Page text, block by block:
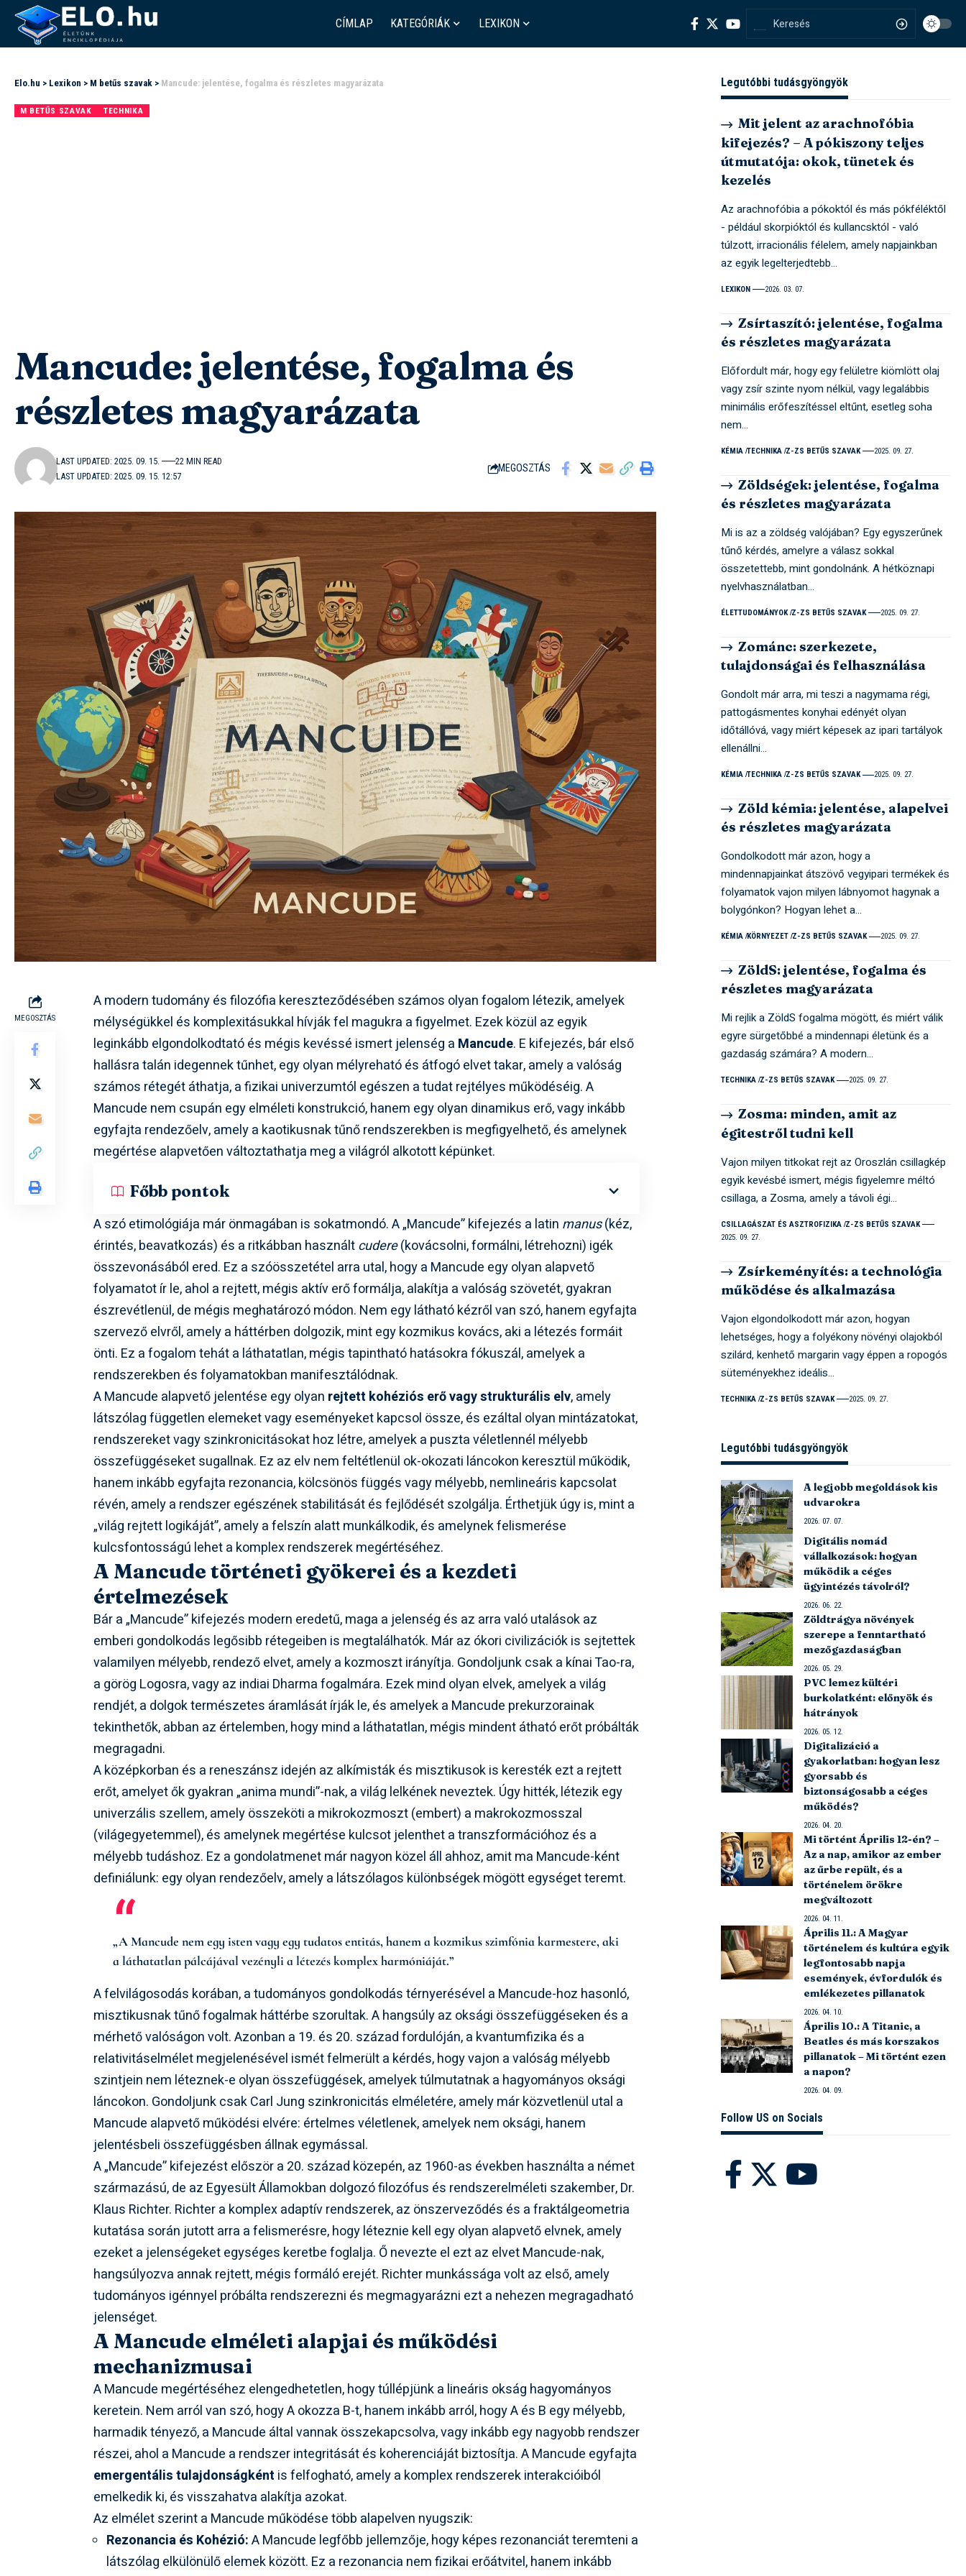
CÍMLAP KATEGÓRIÁK LEXIKON
Elo.hu > Lexikon > M betűs szavak > Mancude: jelentése, fogalma és részletes magyarázata
M BETŰS SZAVAK TECHNIKA
Mancude: jelentése, fogalma és
részletes magyarázata
LAST UPDATED: 2025. 09. 15. 12:57
LAST UPDATED: 2025. 09. 15. 22 MIN READ
MEGOSZTÁS
MEGOSZTÁS
A modern tudomány és filozófia kereszteződésében számos olyan fogalom létezik, amelyek
mélységükkel és komplexitásukkal hívják fel magukra a figyelmet. Ezek közül az egyik
leginkább elgondolkodtató és mégis kevéssé ismert jelenség a Mancude. E kifejezés, bár első
hallásra talán idegennek tűnhet, egy olyan mélyreható és átfogó elvet takar, amely a valóság
számos rétegét áthatja, a fizikai univerzumtól egészen a tudat rejtélyes működéséig. A
Mancude nem csupán egy elméleti konstrukció, hanem egy olyan dinamikus erő, vagy inkább
egyfajta rendezőelv, amely a kaotikusnak tűnő rendszerekben is megfigyelhető, és amelynek
megértése alapvetően változtathatja meg a világról alkotott képünket.
Főbb pontok
A szó etimológiája már önmagában is sokatmondó. A „Mancude” kifejezés a latin manus(kéz,
érintés, beavatkozás) és a ritkábban használtcudere(kovácsolni, formálni, létrehozni) igék
összevonásából ered. Ez a szóösszetétel arra utal, hogy a Mancude egy olyan alapvető
folyamatot ír le, ahol a rejtett, mégis aktív erő formálja, alakítja a valóság szövetét, gyakran
észrevétlenül, de mégis meghatározó módon. Nem egy látható kézről van szó, hanem egyfajta
szervező elvről, amely a háttérben dolgozik, mint egy kozmikus kovács, aki a létezés formáit
önti. Ez a fogalom tehát a láthatatlan, mégis tapintható hatásokra fókuszál, amelyek a
rendszerekben és folyamatokban manifesztálódnak.
A Mancude alapvető jelentése egy olyan rejtett kohéziós erő vagy strukturális elv, amely
látszólag független elemeket vagy eseményeket kapcsol össze, és ezáltal olyan mintázatokat,
rendszereket vagy szinkronicitásokat hoz létre, amelyek a puszta véletlennél mélyebb
összefüggéseket sugallnak. Ez az elv nem feltétlenül ok-okozati láncokon keresztül működik,
hanem inkább egyfajta rezonancia, kölcsönös függés vagy mélyebb, nemlineáris kapcsolat
révén, amely a rendszer egészének stabilitását és fejlődését szolgálja. Érthetjük úgy is, mint a
„világ rejtett logikáját”, amely a felszín alatt munkálkodik, és amelynek felismerése
kulcsfontosságú lehet a komplex rendszerek megértéséhez.
A Mancude történeti gyökerei és a kezdeti
értelmezések
Bár a „Mancude” kifejezés modern eredetű, maga a jelenség és az arra való utalások az
emberi gondolkodás legősibb rétegeiben is megtalálhatók. Már az ókori civilizációk is sejtettek
valamilyen mélyebb, rendező elvet, amely a kozmoszt irányítja. Gondoljunk csak a kínai Tao-ra,
a görög Logosra, vagy az indiai Dharma fogalmára. Ezek mind olyan elvek, amelyek a világ
rendjét, a dolgok természetes áramlását írják le, és amelyek a Mancude prekurzorainak
tekinthetők, abban az értelemben, hogy mind a láthatatlan, mégis mindent átható erőt próbálták
megragadni.
A középkorban és a reneszánsz idején az alkímisták és misztikusok is keresték ezt a rejtett
erőt, amelyet ők gyakran „anima mundi”-nak, a világ lelkének neveztek. Úgy hitték, létezik egy
univerzális szellem, amely összeköti a mikrokozmoszt (embert) a makrokozmosszal
(világegyetemmel), és amelynek megértése kulcsot jelenthet a transzformációhoz és a
mélyebb tudáshoz. Ez a gondolatmenet már nagyon közel áll ahhoz, amit ma Mancude-ként
definiálunk: egy olyan rendezőelv, amely a látszólagos különbségek mögött egységet teremt.
„A Mancude nem egy isten vagy egy tudatos entitás, hanem a kozmikus szimfónia karmestere, aki
a láthatatlan pálcájával vezényli a létezés komplex harmóniáját.”
A felvilágosodás korában, a tudományos gondolkodás térnyerésével a Mancude-hoz hasonló,
misztikusnak tűnő fogalmak háttérbe szorultak. A hangsúly az oksági összefüggéseken és a
mérhető valóságon volt. Azonban a 19. és 20. század fordulóján, a kvantumfizika és a
relativitáselmélet megjelenésével ismét felmerült a kérdés, hogy vajon a valóság mélyebb
szintjein nem léteznek-e olyan összefüggések, amelyek túlmutatnak a hagyományos oksági
láncokon. Gondoljunk csak Carl Jung szinkronicitás elméletére, amely már közvetlenül utal a
Mancude alapvető működési elvére: értelmes véletlenek, amelyek nem oksági, hanem
jelentésbeli összefüggésben állnak egymással.
A „Mancude” kifejezést először a 20. század közepén, az 1960-as években használta a német
származású, de az Egyesült Államokban dolgozó filozófus és rendszerelméleti szakember, Dr.
Klaus Richter. Richter a komplex adaptív rendszerek, az önszerveződés és a fraktálgeometria
kutatása során jutott arra a felismerésre, hogy léteznie kell egy olyan alapvető elvnek, amely
ezeket a jelenségeket egységes keretbe foglalja. Ő nevezte el ezt az elvet Mancude-nak,
hangsúlyozva annak rejtett, mégis formáló erejét. Richter munkássága volt az első, amely
tudományos igénnyel próbálta rendszerezni és megmagyarázni ezt a nehezen megragadható
jelenséget.
A Mancude elméleti alapjai és működési
mechanizmusai
A Mancude megértéséhez elengedhetetlen, hogy túllépjünk a lineáris okság hagyományos
keretein. Nem arról van szó, hogy A okozza B-t, hanem inkább arról, hogy A és B egy mélyebb,
harmadik tényező, a Mancude által vannak összekapcsolva, vagy inkább egy nagyobb rendszer
részei, ahol a Mancude a rendszer integritását és koherenciáját biztosítja. A Mancude egyfajta
emergentális tulajdonságként is felfogható, amely a komplex rendszerek interakcióiból
emelkedik ki, és visszahatva alakítja azokat.
Az elmélet szerint a Mancude működése több alapelven nyugszik:
Rezonancia és Kohézió:A Mancude legfőbb jellemzője, hogy képes rezonanciát teremteni a
látszólag elkülönülő elemek között. Ez a rezonancia nem fizikai erőátvitel, hanem inkább
Legutóbbi tudásgyöngyök
Mit jelent az arachnofóbia
kifejezés? – A pókiszony teljes
útmutatója: okok, tünetek és
kezelés
Az arachnofóbia a pókoktól és más pókféléktől
- például skorpióktól és kullancsktól - való
túlzott, irracionális félelem, amely napjainkban
az egyik legelterjedtebb…
LEXIKON 2026. 03. 07.
Zsírtaszító: jelentése, fogalma
és részletes magyarázata
Előfordult már, hogy egy felületre kiömlött olaj
vagy zsír szinte nyom nélkül, vagy legalábbis
minimális erőfeszítéssel eltűnt, esetleg soha
nem…
KÉMIA TECHNIKA Z-ZS BETŰS SZAVAK 2025. 09. 27.
Zöldségek: jelentése, fogalma
és részletes magyarázata
Mi is az a zöldség valójában? Egy egyszerűnek
tűnő kérdés, amelyre a válasz sokkal
összetettebb, mint gondolnánk. A hétköznapi
nyelvhasználatban…
ÉLETTUDOMÁNYOK Z-ZS BETŰS SZAVAK 2025. 09. 27.
Zománc: szerkezete,
tulajdonságai és felhasználása
Gondolt már arra, mi teszi a nagymama régi,
pattogásmentes konyhai edényét olyan
időtállóvá, vagy miért képesek az ipari tartályok
ellenállni…
KÉMIA TECHNIKA Z-ZS BETŰS SZAVAK 2025. 09. 27.
Zöld kémia: jelentése, alapelvei
és részletes magyarázata
Gondolkodott már azon, hogy a
mindennapjainkat átszövő vegyipari termékek és
folyamatok vajon milyen lábnyomot hagynak a
bolygónkon? Hogyan lehet a…
KÉMIA KÖRNYEZET Z-ZS BETŰS SZAVAK 2025. 09. 27.
ZöldS: jelentése, fogalma és
részletes magyarázata
Mi rejlik a ZöldS fogalma mögött, és miért válik
egyre sürgetőbbé a mindennapi életünk és a
gazdaság számára? A modern…
TECHNIKA Z-ZS BETŰS SZAVAK 2025. 09. 27.
Zosma: minden, amit az
égitestről tudni kell
Vajon milyen titkokat rejt az Oroszlán csillagkép
egyik kevésbé ismert, mégis figyelemre méltó
csillaga, a Zosma, amely a távoli égi…
CSILLAGÁSZAT ÉS ASZTROFIZIKA Z-ZS BETŰS SZAVAK
2025. 09. 27.
Zsírkeményítés: a technológia
működése és alkalmazása
Vajon elgondolkodott már azon, hogyan
lehetséges, hogy a folyékony növényi olajokból
szilárd, kenhető margarin vagy éppen a ropogós
süteményekhez ideális…
TECHNIKA Z-ZS BETŰS SZAVAK 2025. 09. 27.
Legutóbbi tudásgyöngyök
A legjobb megoldások kis
udvarokra
2026. 07. 07.
Digitális nomád
vállalkozások: hogyan
működik a céges
ügyintézés távolról?
2026. 06. 22.
Zöldtrágya növények
szerepe a fenntartható
mezőgazdaságban
2026. 05. 29.
PVC lemez kültéri
burkolatként: előnyök és
hátrányok
2026. 05. 12.
Digitalizáció a
gyakorlatban: hogyan lesz
gyorsabb és
biztonságosabb a céges
működés?
2026. 04. 20.
Mi történt Április 12-én? –
Az a nap, amikor az ember
az űrbe repült, és a
történelem örökre
megváltozott
2026. 04. 11.
Április 11.: A Magyar
történelem és kultúra egyik
legfontosabb napja
események, évfordulók és
emlékezetes pillanatok
2026. 04. 10.
Április 10.: A Titanic, a
Beatles és más korszakos
pillanatok – Mi történt ezen
a napon?
2026. 04. 09.
Follow US on Socials